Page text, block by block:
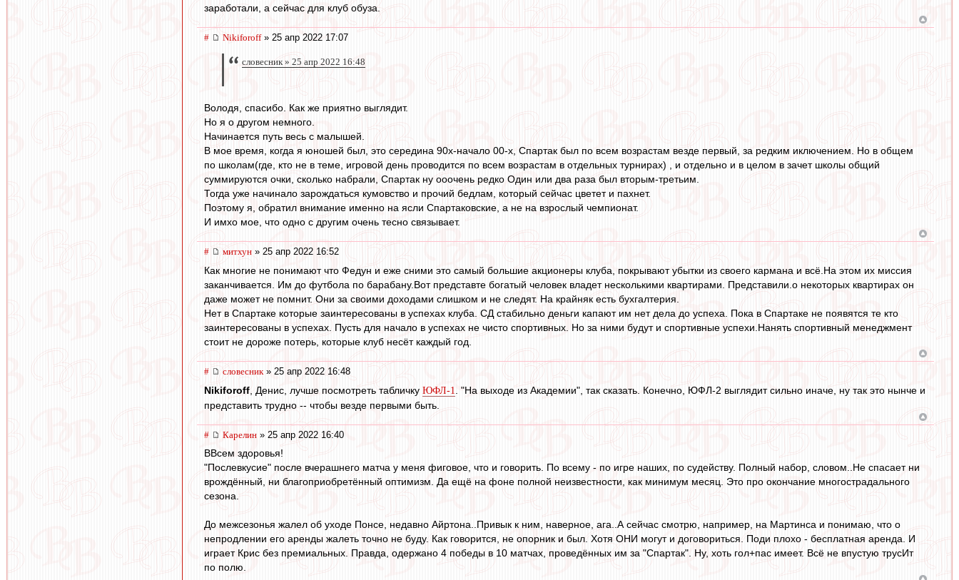
заработали, а сейчас для клуб обуза.
# Nikiforoff» 25 апр 2022 17:07
словесник » 25 апр 2022 16:48
Володя, спасибо. Как же приятно выглядит.
Но я о другом немного.
Начинается путь весь с малышей.
В мое время, когда я юношей был, это середина 90х-начало 00-х, Спартак был по всем возрастам везде первый, за редким иключением. Но в общем
по школам(где, кто не в теме, игровой день проводится по всем возрастам в отдельных турнирах) , и отдельно и в целом в зачет школы общий
суммируются очки, сколько набрали, Спартак ну ооочень редко Один или два раза был вторым-третьим.
Тогда уже начинало зарождаться кумовство и прочий бедлам, который сейчас цветет и пахнет.
Поэтому я, обратил внимание именно на ясли Спартаковские, а не на взрослый чемпионат.
И имхо мое, что одно с другим очень тесно связывает.
# митхун » 25 апр 2022 16:52
Как многие не понимают что Федун и еже сними это самый большие акционеры клуба, покрывают убытки из своего кармана и всё.На этом их миссия
заканчивается. Им до футбола по барабану.Вот представте богатый человек владет несколькими квартирами. Представили.о некоторых квартирах он
даже может не помнит. Они за своими доходами слишком и не следят. На крайняк есть бухгалтерия.
Нет в Спартаке которые заинтересованы в успехах клуба. СД стабильно деньги капают им нет дела до успеха. Пока в Спартаке не появятся те кто
заинтересованы в успехах. Пусть для начало в успехах не чисто спортивных. Но за ними будут и спортивные успехи.Нанять спортивный менеджмент
стоит не дороже потерь, которые клуб несёт каждый год.
# словесник » 25 апр 2022 16:48
Nikiforoff , Денис, лучше посмотреть табличку ЮФЛ-1
. "На выходе из Академии", так сказать. Конечно, ЮФЛ-2 выглядит сильно иначе, ну так это нынче и
представить трудно -- чтобы везде первыми быть.
# Карелин » 25 апр 2022 16:40
ВВсем здоровья!
"Послевкусие" после вчерашнего матча у меня фиговое, что и говорить. По всему - по игре наших, по судейству. Полный набор, словом..Не спасает ни
врождённый, ни благоприобретённый оптимизм. Да ещё на фоне полной неизвестности, как минимум месяц. Это про окончание многострадального
сезона.
До межсезонья жалел об уходе Понсе, недавно Айртона..Привык к ним, наверное, ага..А сейчас смотрю, например, на Мартинса и понимаю, что о
непродлении его аренды жалеть точно не буду. Как говорится, не опорник и был. Хотя ОНИ могут и договориться. Поди плохо - бесплатная аренда. И
играет Крис без премиальных. Правда, одержано 4 победы в 10 матчах, проведённых им за "Спартак". Ну, хоть гол+пас имеет. Всё не впустую трусИт
по полю.